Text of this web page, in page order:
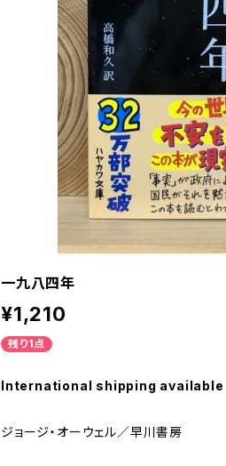
一九八四年
¥1,210
残り1点
International shipping available
ジョージ・オーウェル／早川書房